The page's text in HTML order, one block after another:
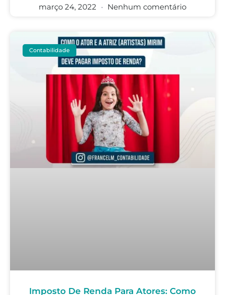
março 24, 2022 Nenhum comentário
Contabilidade
Imposto De Renda Para Atores: Como